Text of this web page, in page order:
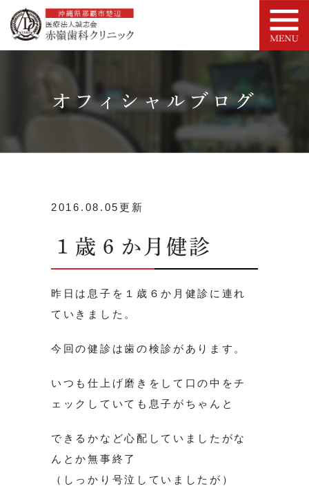
オフィシャルブログ
2016.08.05更新
１歳６か月健診
昨日は息子を１歳６か月健診に連れ
ていきました。
今回の健診は歯の検診があります。
いつも仕上げ磨きをして口の中をチ
ェックしていても息子がちゃんと
できるかなど心配していましたがな
んとか無事終了
（しっかり号泣していましたが）